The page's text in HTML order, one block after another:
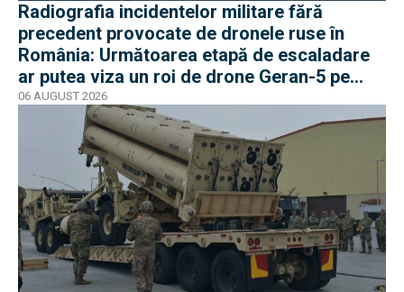
Radiografia incidentelor militare fără
precedent provocate de dronele ruse în
România: Următoarea etapă de escaladare
ar putea viza un roi de drone Geran-5 pe
direcția Galați-Reni
06 AUGUST 2026